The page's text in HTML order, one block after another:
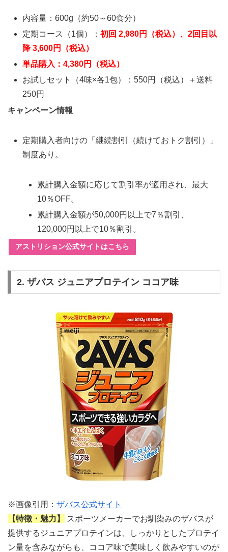
内容量：600g（約50～60食分）
定期コース（1個）：初回 2,980円（税込）、2回目以
降 3,600円（税込）
単品購入：4,380円（税込）
お試しセット（4味×各1包）：550円（税込）＋送料
250円
キャンペーン情報
定期購入者向けの「継続割引（続けておトク割引）」
制度あり。
累計購入金額に応じて割引率が適用され、最大
10％OFF。
累計購入金額が50,000円以上で7％割引、
120,000円以上で10％割引。
アストリション公式サイトはこちら
2. ザバス ジュニアプロテイン ココア味
※画像引用： ザバス公式サイト
【特徴・魅力】
スポーツメーカーでお馴染みのザバスが
提供するジュニアプロテインは、しっかりとしたプロテイ
ン量を含みながらも、ココア味で美味しく飲みやすいのが